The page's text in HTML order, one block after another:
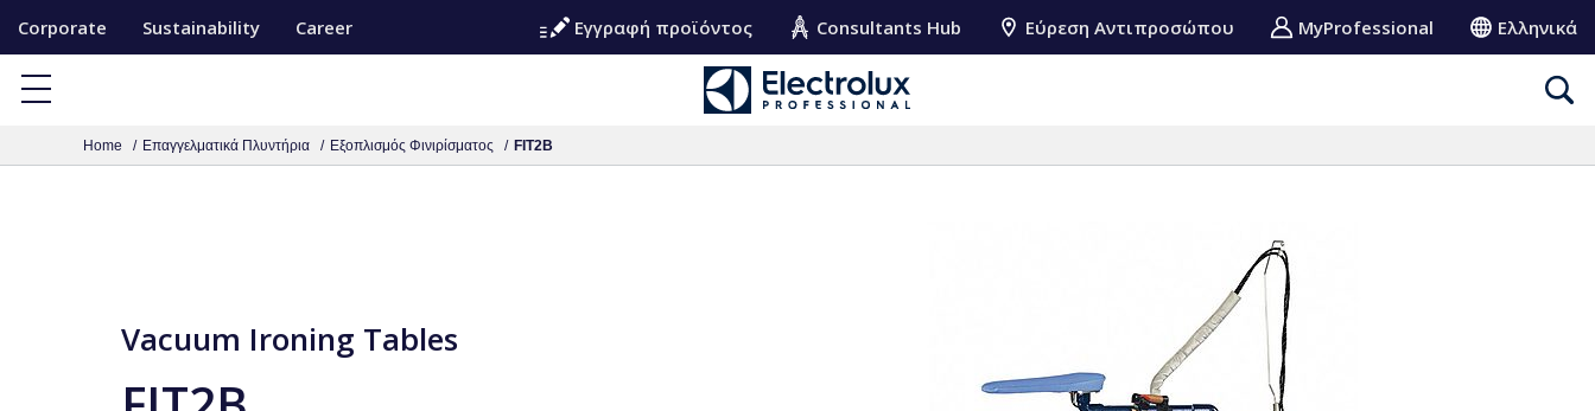
k
Corporate Sustainability Career Εγγραφή προϊόντος Consultants Hub Εύρεση Αντιπροσώπου MyProfessional Ελληνικά
Home Επαγγελματικά Πλυντήρια Εξοπλισμός Φινιρίσματος FIT2B
Vacuum Ironing Tables